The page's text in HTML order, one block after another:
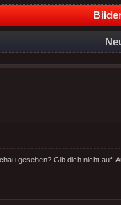
gesehen? Gib dich nicht auf!